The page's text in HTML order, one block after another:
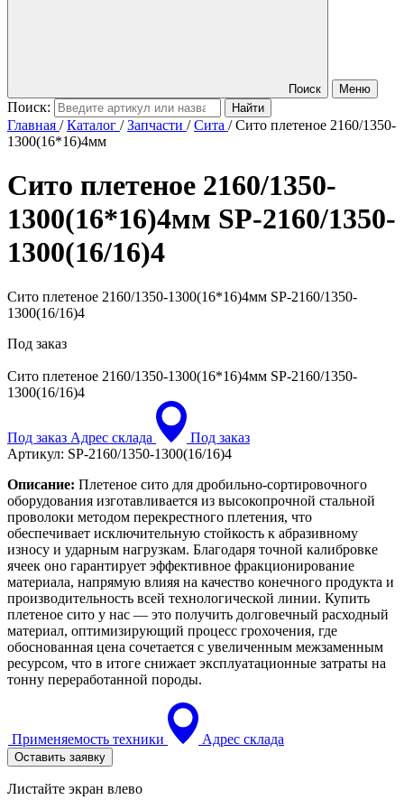
Поиск Меню
Поиск:
Главная /Каталог /Запчасти /Сита /Сито плетеное 2160/1350-
1300(16*16)4мм
Сито плетеное 2160/1350-
1300(16*16)4мм SP-2160/1350-
1300(16/16)4
Сито плетеное 2160/1350-1300(16*16)4мм SP-2160/1350-
1300(16/16)4
Под заказ
Сито плетеное 2160/1350-1300(16*16)4мм SP-2160/1350-
1300(16/16)4
Под заказ Адрес склада
Под заказ
Артикул: SP-2160/1350-1300(16/16)4
Описание: Плетеное сито для дробильно-сортировочного
оборудования изготавливается из высокопрочной стальной
проволоки методом перекрестного плетения, что
обеспечивает исключительную стойкость к абразивному
износу и ударным нагрузкам. Благодаря точной калибровке
ячеек оно гарантирует эффективное фракционирование
материала, напрямую влияя на качество конечного продукта и
производительность всей технологической линии. Купить
плетеное сито у нас — это получить долговечный расходный
материал, оптимизирующий процесс грохочения, где
обоснованная цена сочетается с увеличенным межзаменным
ресурсом, что в итоге снижает эксплуатационные затраты на
тонну переработанной породы.
Применяемость техники Адрес склада
Оставить заявку
Листайте экран влево